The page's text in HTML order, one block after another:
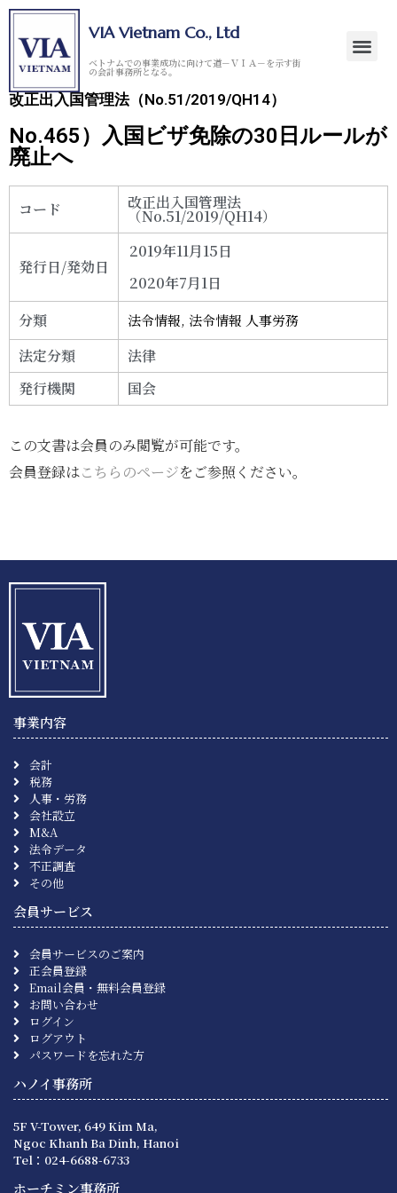
VIA Vietnam Co., Ltd
ベトナムでの事業成功に向けて道－ＶＩＡ－を示す街
の会計事務所となる。
改正出入国管理法（No.51/2019/QH14）
No.465）入国ビザ免除の30日ルールが
廃止へ
コード 改正出入国管理法
（No.51/2019/QH14）
発行日/発効日
2019年11月15日
2020年7月1日
分類
法令情報,法令情報 人事労務
法定分類
法律
発行機関
国会
この文書は会員のみ閲覧が可能です。
会員登録はこちらのページをご参照ください。
事業内容
会計
税務
人事・労務
会社設立
M&A
法令データ
不正調査
その他
会員サービス
会員サービスのご案内
正会員登録
Email会員・無料会員登録
お問い合わせ
ログイン
ログアウト
パスワードを忘れた方
ハノイ事務所
5F V-Tower, 649 Kim Ma,
Ngoc Khanh Ba Dinh, Hanoi
Tel：024-6688-6733
ホーチミン事務所